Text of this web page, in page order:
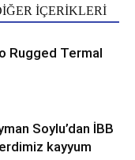
İÇERİKLERİ
Rugged Termal
Soylu’dan İBB
kayyum